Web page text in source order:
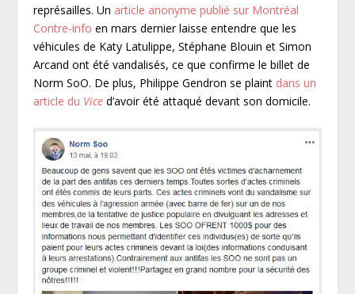
représailles. Un article anonyme publié sur Montréal
Contre-info en mars dernier laisse entendre que les
véhicules de Katy Latulippe, Stéphane Blouin et Simon
Arcand ont été vandalisés, ce que confirme le billet de
Norm SoO. De plus, Philippe Gendron se plaint dans un
article du Vice d’avoir été attaqué devant son domicile.